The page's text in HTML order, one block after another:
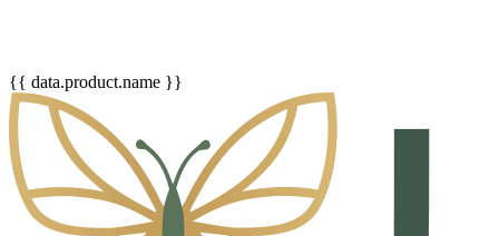
{{ data.product.name }}